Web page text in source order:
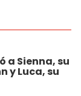
a Sienna, su
y Luca, su